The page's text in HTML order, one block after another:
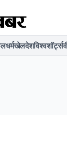
धर्मखेलदेशविश्वशॉर्ट्स